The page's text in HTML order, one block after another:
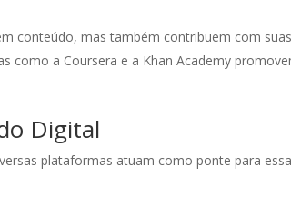
conteúdo, mas também contribuem com
como a Coursera e a Khan Academy
Digital
plataformas atuam como ponte para